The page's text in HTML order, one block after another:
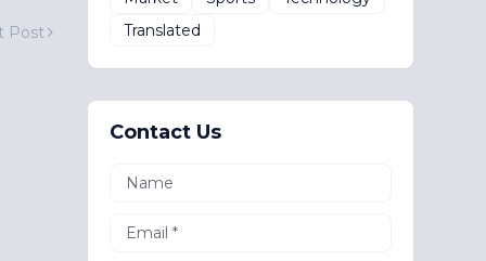
Post
Translated
Contact Us